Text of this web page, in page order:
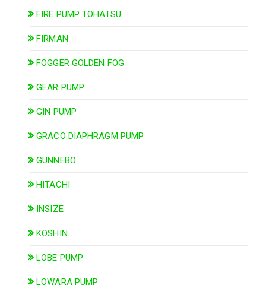
FIRE PUMP TOHATSU
FIRMAN
FOGGER GOLDEN FOG
GEAR PUMP
GIN PUMP
GRACO DIAPHRAGM PUMP
GUNNEBO
HITACHI
INSIZE
KOSHIN
LOBE PUMP
LOWARA PUMP